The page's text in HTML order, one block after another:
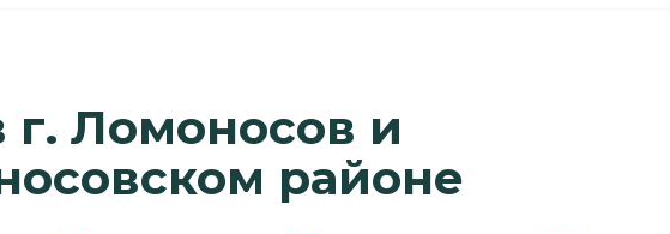
Ломоносов и
районе